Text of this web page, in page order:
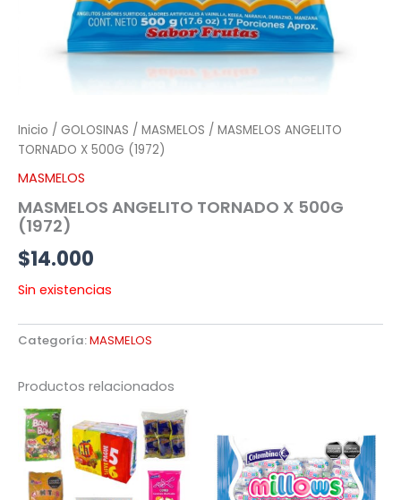
Inicio / GOLOSINAS / MASMELOS / MASMELOS ANGELITO
TORNADO X 500G (1972)
MASMELOS
MASMELOS ANGELITO TORNADO X 500G
(1972)
$14.000
Sin existencias
Categoría:MASMELOS
Productos relacionados